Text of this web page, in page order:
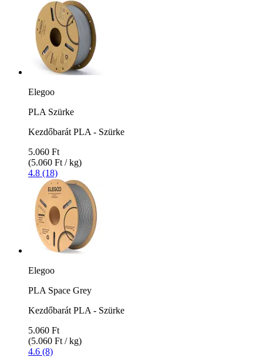
Elegoo
PLA Szürke
Kezdőbarát PLA - Szürke
5.060 Ft
(5.060 Ft / kg)
4.8 (18)
Elegoo
PLA Space Grey
Kezdőbarát PLA - Szürke
5.060 Ft
(5.060 Ft / kg)
4.6 (8)